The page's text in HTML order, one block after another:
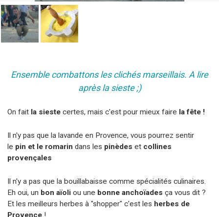
Ensemble combattons les clichés marseillais. A lire
après la sieste ;)
On fait la sieste certes, mais c'est pour mieux faire la fête !
​Il n'y pas que la lavande en Provence, vous pourrez sentir
le pin et le romarindans les pinèdeset collines
provençales
Il n'y a pas que la bouillabaisse comme spécialités culinaires.
Eh oui, un bon aïoli ou une bonne anchoïadesça vous dit ?
Et les meilleurs herbes à "shopper" c'est les herbes de
Provence !